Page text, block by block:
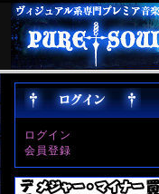
ログイン
会員登録